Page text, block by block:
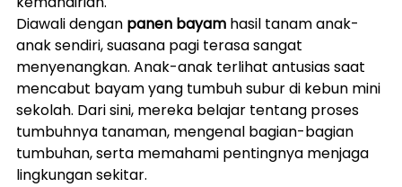
Diawali dengan panen bayam hasil tanam anak-
anak sendiri, suasana pagi terasa sangat
menyenangkan. Anak-anak terlihat antusias saat
mencabut bayam yang tumbuh subur di kebun mini
sekolah. Dari sini, mereka belajar tentang proses
tumbuhnya tanaman, mengenal bagian-bagian
tumbuhan, serta memahami pentingnya menjaga
lingkungan sekitar.